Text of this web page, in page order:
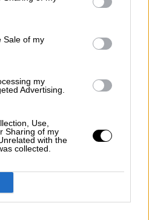
Sale of my
my
Advertising.
Use,
Sharing of my
with the
collected.
el